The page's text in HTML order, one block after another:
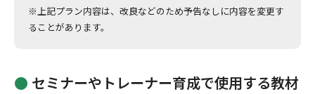
※上記プラン内容は、改良などのため予告なしに内容を変更す
ることがあります。
● セミナーやトレーナー育成で使用する教材